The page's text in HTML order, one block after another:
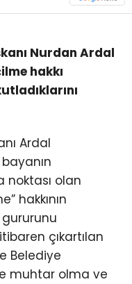
Nurdan Ardal
hakkı
Ardal
noktası olan
hakkının
çıkartılan
Belediye
muhtar olma ve